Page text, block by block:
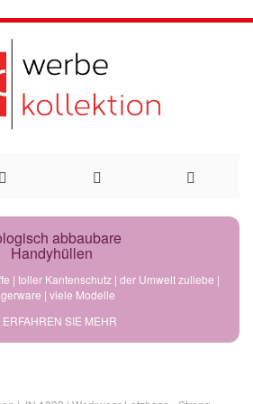
abbaubare
Handyhüllen
| toller Kantenschutz | der Umwelt zuliebe |
| viele Modelle
ERFAHREN SIE MEHR